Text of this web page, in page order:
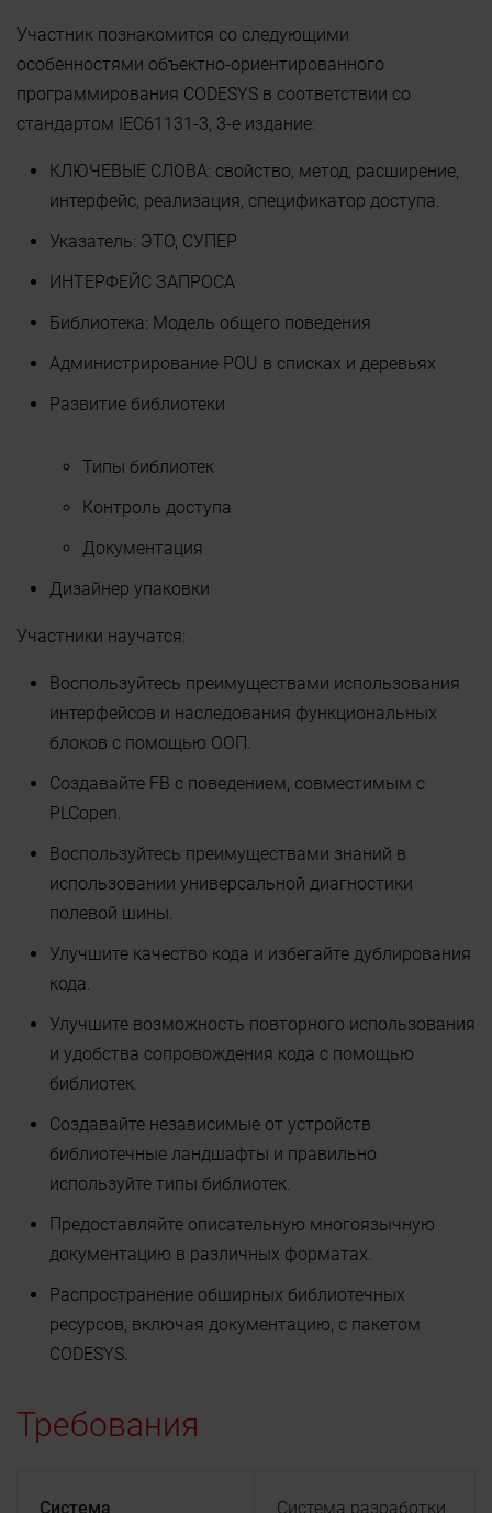
Участник познакомится со следующими
особенностями объектно-ориентированного
программирования CODESYS в соответствии со
стандартом IEC61131-3, 3-е издание:
КЛЮЧЕВЫЕ СЛОВА: свойство, метод, расширение,
интерфейс, реализация, спецификатор доступа.
Указатель: ЭТО, СУПЕР
ИНТЕРФЕЙС ЗАПРОСА
Библиотека: Модель общего поведения
Администрирование POU в списках и деревьях
Развитие библиотеки
Типы библиотек
Контроль доступа
Документация
Дизайнер упаковки
Участники научатся:
Воспользуйтесь преимуществами использования
интерфейсов и наследования функциональных
блоков с помощью ООП.
Создавайте FB с поведением, совместимым с
PLCopen.
Воспользуйтесь преимуществами знаний в
использовании универсальной диагностики
полевой шины.
Улучшите качество кода и избегайте дублирования
кода.
Улучшите возможность повторного использования
и удобства сопровождения кода с помощью
библиотек.
Создавайте независимые от устройств
библиотечные ландшафты и правильно
используйте типы библиотек.
Предоставляйте описательную многоязычную
документацию в различных форматах.
Распространение обширных библиотечных
ресурсов, включая документацию, с пакетом
CODESYS.
Требования
Система Система разработки